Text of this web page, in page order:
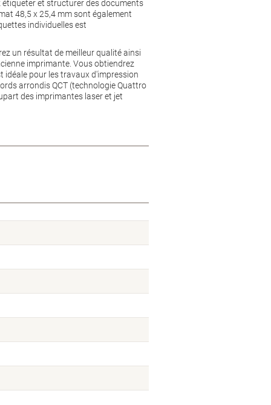
étiqueter et structurer des documents
48,5 x 25,4 mm sont également
individuelles est
un résultat de meilleur qualité ainsi
imprimante. Vous obtiendrez
idéale pour les travaux d'impression
arrondis QCT (technologie Quattro
des imprimantes laser et jet